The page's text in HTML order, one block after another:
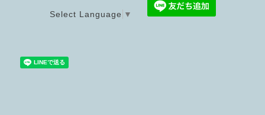
Select Language ▼